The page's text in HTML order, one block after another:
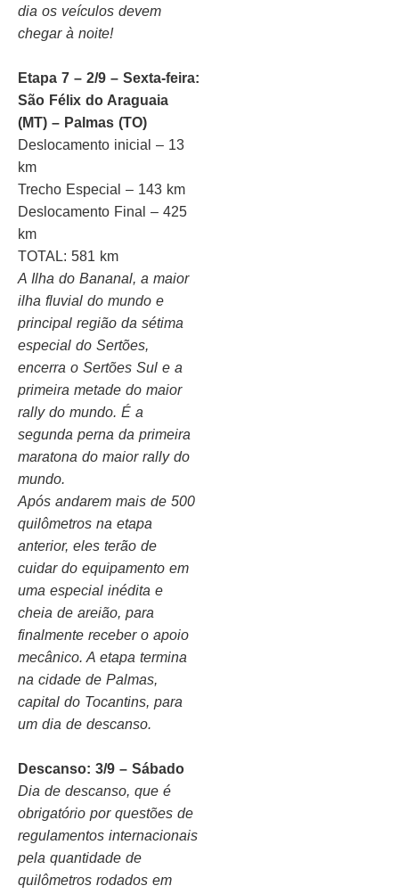
dia os veículos devem
chegar à noite!
Etapa 7 – 2/9 – Sexta-feira:
São Félix do Araguaia
(MT) – Palmas (TO)
Deslocamento inicial – 13
km
Trecho Especial – 143 km
Deslocamento Final – 425
km
TOTAL: 581 km
A Ilha do Bananal, a maior
ilha fluvial do mundo e
principal região da sétima
especial do Sertões,
encerra o Sertões Sul e a
primeira metade do maior
rally do mundo. É a
segunda perna da primeira
maratona do maior rally do
mundo.
Após andarem mais de 500
quilômetros na etapa
anterior, eles terão de
cuidar do equipamento em
uma especial inédita e
cheia de areião, para
finalmente receber o apoio
mecânico. A etapa termina
na cidade de Palmas,
capital do Tocantins, para
um dia de descanso.
Descanso: 3/9 – Sábado
Dia de descanso, que é
obrigatório por questões de
regulamentos internacionais
pela quantidade de
quilômetros rodados em